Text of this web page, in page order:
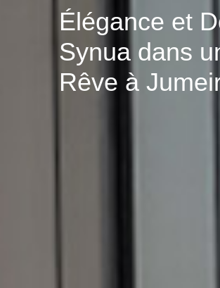
Élégance et
Synua dans
Rêve à